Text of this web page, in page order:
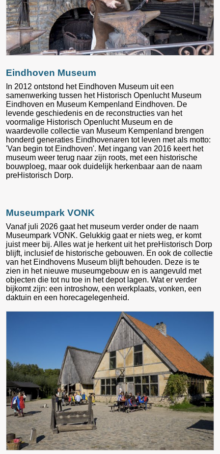
Eindhoven Museum
In 2012 ontstond het Eindhoven Museum uit een
samenwerking tussen het Historisch Openlucht Museum
Eindhoven en Museum Kempenland Eindhoven. De
levende geschiedenis en de reconstructies van het
voormalige Historisch Openlucht Museum en de
waardevolle collectie van Museum Kempenland brengen
honderd generaties Eindhovenaren tot leven met als motto:
'Van begin tot Eindhoven'. Met ingang van 2016 keert het
museum weer terug naar zijn roots, met een historische
bouwploeg, maar ook duidelijk herkenbaar aan de naam
preHistorisch Dorp.
Museumpark VONK
Vanaf juli 2026 gaat het museum verder onder de naam
Museumpark VONK. Gelukkig gaat er niets weg, er komt
juist meer bij. Alles wat je herkent uit het preHistorisch Dorp
blijft, inclusief de historische gebouwen. En ook de collectie
van het Eindhovens Museum blijft behouden. Deze is te
zien in het nieuwe museumgebouw en is aangevuld met
objecten die tot nu toe in het depot lagen. Wat er verder
bijkomt zijn: een introshow, een werkplaats, vonken, een
daktuin en een horecagelegenheid.